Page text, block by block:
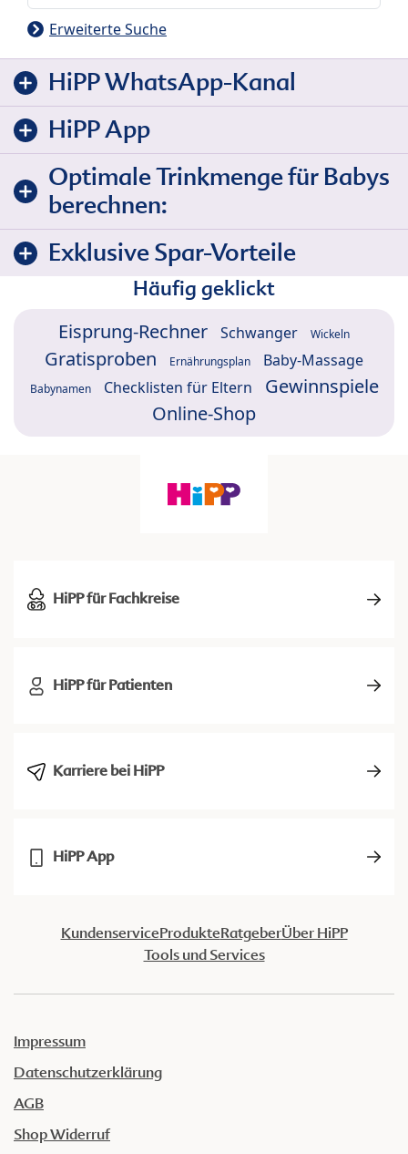
Erweiterte Suche
HiPP WhatsApp-Kanal
HiPP App
Optimale Trinkmenge für Babys
berechnen:
Exklusive Spar-Vorteile
Häufig geklickt
Eisprung-Rechner Schwanger Wickeln
Gratisproben Ernährungsplan Baby-Massage
Babynamen Checklisten für Eltern
Gewinnspiele
Online-Shop
HiPP für Fachkreise
HiPP für Patienten
Karriere bei HiPP
HiPP App
KundenserviceProdukteRatgeberÜber HiPP
Tools und Services
Impressum
Datenschutzerklärung
AGB
Shop Widerruf